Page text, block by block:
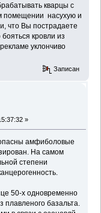
кварцы с
помещении насухую и
что Вы пострадаете
кровли из
уклончиво
Записан
»
амфиболовые
На самом
степени
50-х одновременно
базальта.